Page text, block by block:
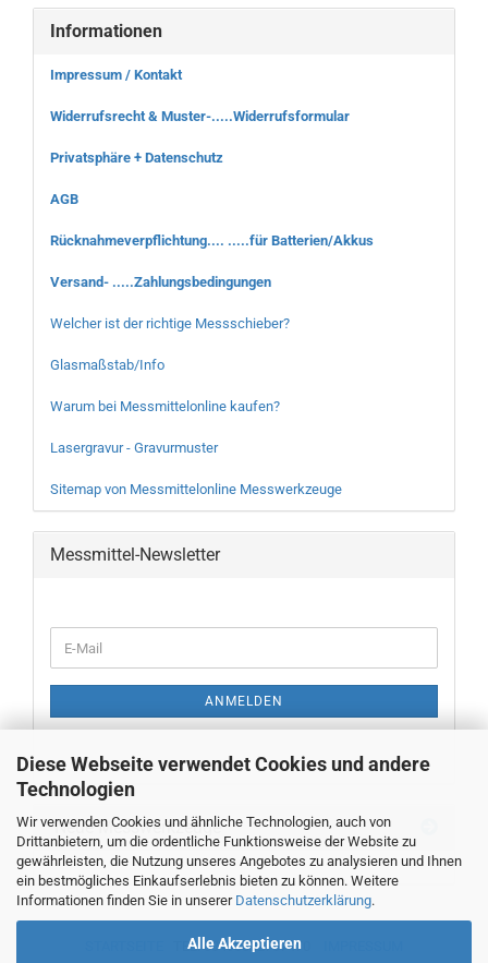
Diese Webseite verwendet Cookies und andere
Technologien
Wir verwenden Cookies und ähnliche Technologien, auch von
Drittanbietern, um die ordentliche Funktionsweise der Website zu
gewährleisten, die Nutzung unseres Angebotes zu analysieren und Ihnen
ein bestmögliches Einkaufserlebnis bieten zu können. Weitere
Informationen finden Sie in unserer Datenschutzerklärung.
Alle Akzeptieren
Informationen
Impressum / Kontakt
Widerrufsrecht & Muster-.....Widerrufsformular
Privatsphäre + Datenschutz
AGB
Rücknahmeverpflichtung.... .....für Batterien/Akkus
Versand- .....Zahlungsbedingungen
Welcher ist der richtige Messschieber?
Glasmaßstab/Info
Warum bei Messmittelonline kaufen?
Lasergravur - Gravurmuster
Sitemap von Messmittelonline Messwerkzeuge
Messmittel-Newsletter
ZUR
E-
Mail
ANMELDEN
Neue Messwerkzeuge
TEL. 00493382707470